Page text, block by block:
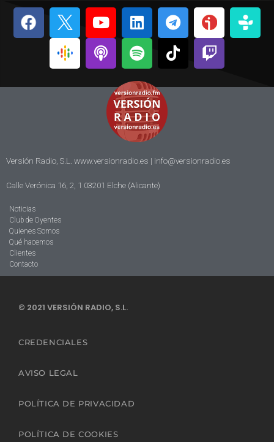
Versión Radio, S.L. www.versionradio.es | info@versionradio.es
Calle Verónica 16, 2, 1 03201 Elche (Alicante)
Noticias
Club de Oyentes
Quienes Somos
Qué hacemos
Clientes
Contacto
© 2021 VERSIÓN RADIO, S.L.
CREDENCIALES
AVISO LEGAL
POLÍTICA DE PRIVACIDAD
POLÍTICA DE COOKIES